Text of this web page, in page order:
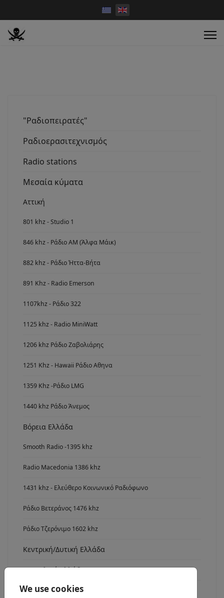
"Ραδιοπειρατές"
Ραδιοερασιτεχνισμός
Radio stations
Μεσαία κύματα
Αττική
801 khz - Studio 1
846 khz - Ράδιο ΑΜ (Άλφα Μάικ)
882 khz - Ράδιο Ήττα-Βήτα
891 Khz - Radio Emerson
1107khz - Ράδιο 322
1125 khz - Radio MiniWatt
1206 khz Ράδιο Ζαβολιάρης
1251 Khz - Hawaii Ράδιο Αθηνα
1359 Khz -Ράδιο LMG
1440 khz Ράδιο Άνεμος
Βόρεια Ελλάδα
Smooth Radio -1395 khz
Radio Macedonia 1386 khz
1431 khz - Ελεύθερο Κοινωνικό Ραδιόφωνο
Ράδιο Βετεράνος 1476 khz
Ράδιο Τζερόνιμο 1602 khz
Κεντρική/Δυτική Ελλάδα
Ανατολική Ελλάδα
Νότια Ελλάδα
We use cookies